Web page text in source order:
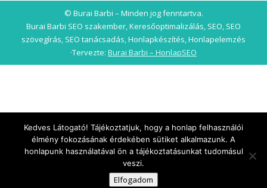
Kedves Látogató! Tájékoztatjuk, hogy a honlap felhasználói
élmény fokozásának érdekében sütiket alkalmazunk. A
honlapunk használatával ön a tájékoztatásunkat tudomásul
veszi.
Elfogadom